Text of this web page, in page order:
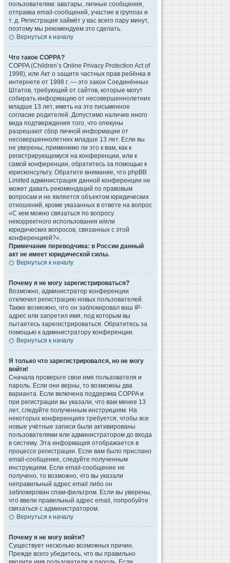
пользователям: аватары, личные сообщения,
отправка email-сообщений, участие в группах и
т. д. Регистрация займёт у вас всего пару минут,
поэтому мы рекомендуем это сделать.
Вернуться к началу
Что такое COPPA?
COPPA (Children’s Online Privacy Protection Act of
1998), или Акт о защите частных прав ребёнка в
интернете от 1998 г. — это закон Соединённых
Штатов, требующий от сайтов, которые могут
собирать информацию от несовершеннолетних
младше 13 лет, иметь на это письменное
согласие родителей. Допустимо наличие иного
вида подтверждения того, что опекуны
разрешают сбор личной информации от
несовершеннолетних младше 13 лет. Если вы
не уверены, применимо ли это к вам, как к
регистрирующемуся на конференции, или к
самой конференции, обратитесь за помощью к
юрисконсульту. Обратите внимание, что phpBB
Limited администрация данной конференции не
может давать рекомендаций по правовым
вопросам и не является объектом юридических
отношений, кроме указанных в ответе на вопрос
«С кем можно связаться по вопросу
некорректного использования и/или
юридических вопросов, связанных с этой
конференцией?».
Примечание переводчика: в России данный
акт не имеет юридической силы.
Вернуться к началу
Почему я не могу зарегистрироваться?
Возможно, администратор конференции
отключил регистрацию новых пользователей.
Также возможно, что он заблокировал ваш IP-
адрес или запретил имя, под которым вы
пытаетесь зарегистрироваться. Обратитесь за
помощью к администратору конференции.
Вернуться к началу
Я только что зарегистрировался, но не могу
войти!
Сначала проверьте свои имя пользователя и
пароль. Если они верны, то возможны два
варианта. Если включена поддержка COPPA и
при регистрации вы указали, что вам менее 13
лет, следуйте полученным инструкциям. На
некоторых конференциях требуется, чтобы все
новые учётные записи были активированы
пользователями или администратором до входа
в систему. Эта информация отображается в
процессе регистрации. Если вам было прислано
email-сообщение, следуйте полученным
инструкциям. Если email-сообщение не
получено, то возможно, что вы указали
неправильный адрес email либо он
заблокирован спам-фильтром. Если вы уверены,
что ввели правильный адрес email, попробуйте
связаться с администратором.
Вернуться к началу
Почему я не могу войти?
Существует несколько возможных причин.
Прежде всего убедитесь, что вы правильно